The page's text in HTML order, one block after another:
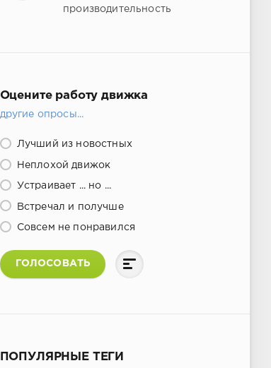
производительность
Оцените работу движка
другие опросы...
Лучший из новостных
Неплохой движок
Устраивает ... но ...
Встречал и получше
Совсем не понравился
ГОЛОСОВАТЬ
ПОПУЛЯРНЫЕ ТЕГИ